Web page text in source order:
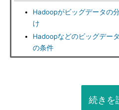
Hadoopがビッグデータの
け
Hadoopなどのビッグデー
の条件
続きを